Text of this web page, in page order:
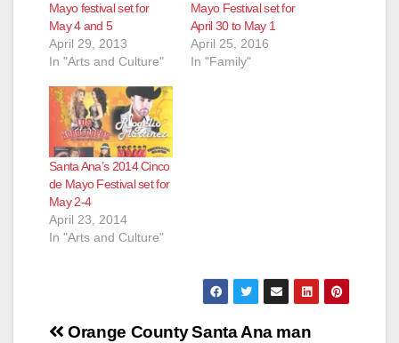
Mayo festival set for
May 4 and 5
April 29, 2013
In "Arts and Culture"
Mayo Festival set for
April 30 to May 1
April 25, 2016
In "Family"
Santa Ana’s 2014 Cinco
de Mayo Festival set for
May 2-4
April 23, 2014
In "Arts and Culture"
Post Santa Ana man
Orange County